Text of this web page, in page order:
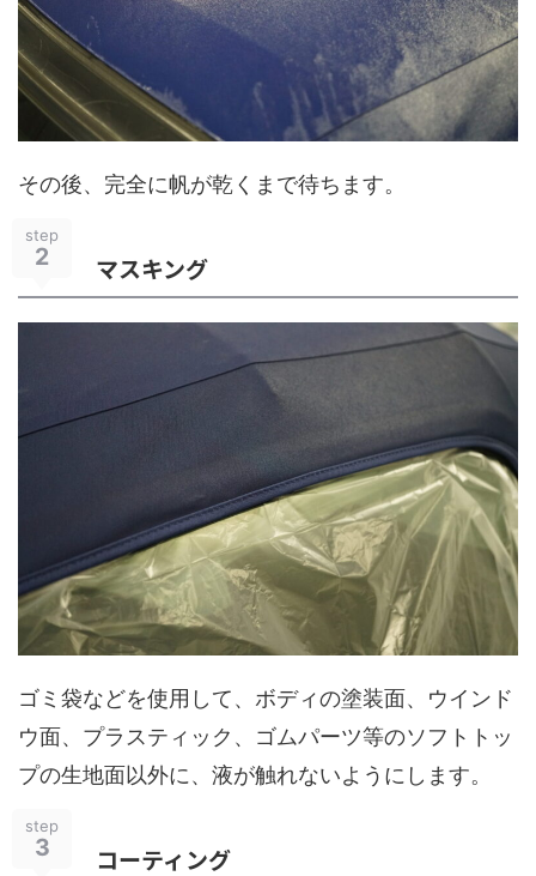
その後、完全に帆が乾くまで待ちます。
step
2 マスキング
ゴミ袋などを使用して、ボディの塗装面、ウインド
ウ面、プラスティック、ゴムパーツ等のソフトトッ
プの生地面以外に、液が触れないようにします。
step
3 コーティング